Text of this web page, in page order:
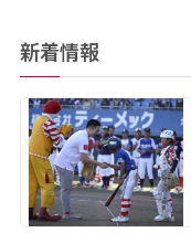
新着情報